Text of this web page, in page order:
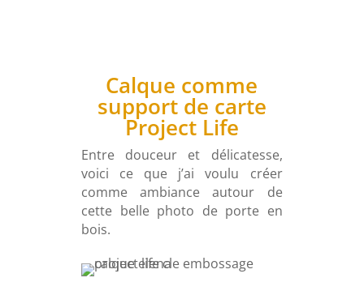
Calque comme
support de carte
Project Life
Entre douceur et délicatesse,
voici ce que j’ai voulu créer
comme ambiance autour de
cette belle photo de porte en
bois.